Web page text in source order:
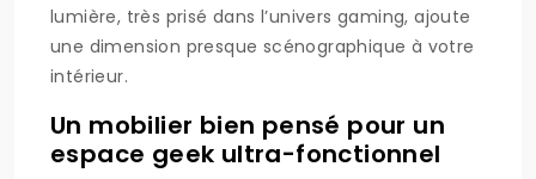
lumière, très prisé dans l’univers gaming, ajoute
une dimension presque scénographique à votre
intérieur.
Un mobilier bien pensé pour un
espace geek ultra-fonctionnel